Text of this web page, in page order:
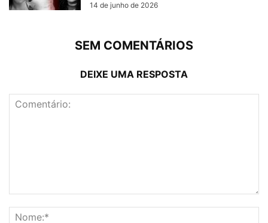
14 de junho de 2026
SEM COMENTÁRIOS
DEIXE UMA RESPOSTA